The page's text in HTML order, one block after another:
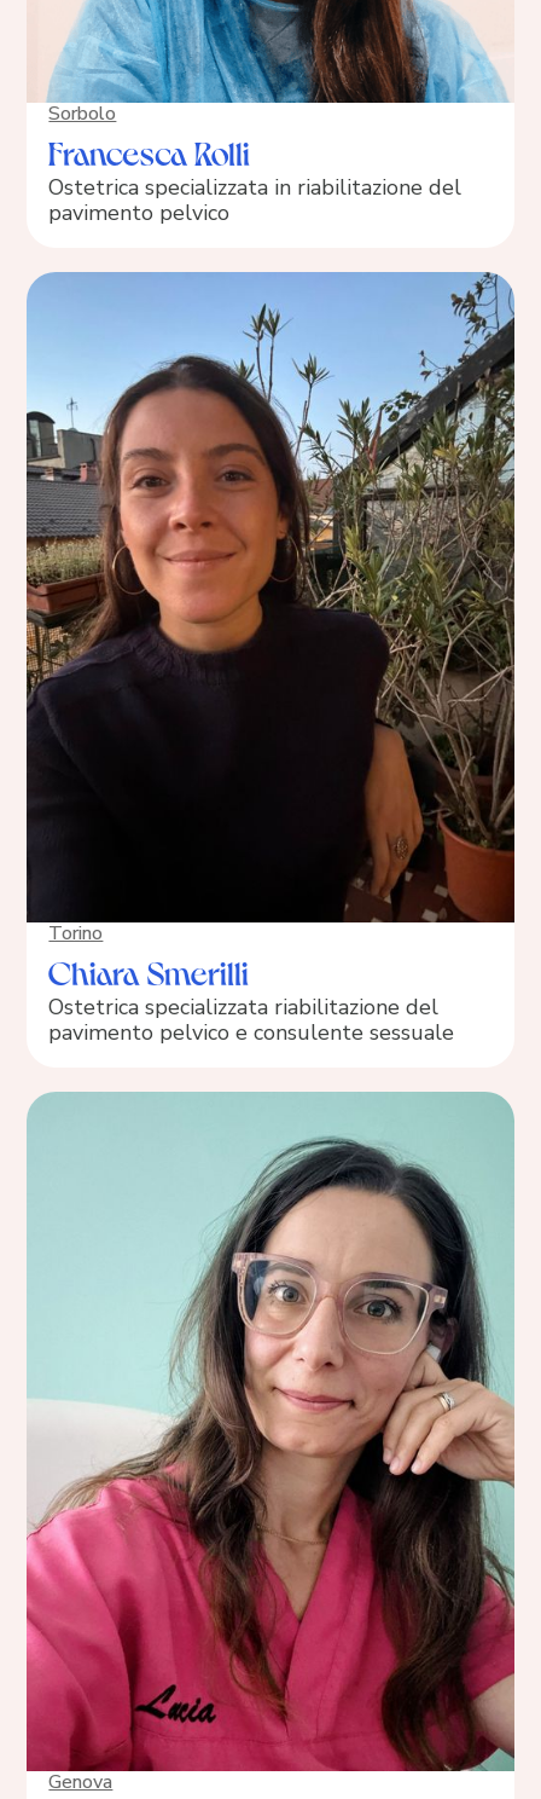
Sorbolo
Francesca Rolli
Ostetrica specializzata in riabilitazione del
pavimento pelvico
Torino
Chiara Smerilli
Ostetrica specializzata riabilitazione del
pavimento pelvico e consulente sessuale
Genova